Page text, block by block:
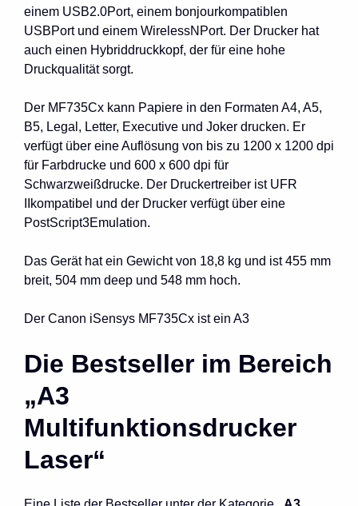
einem USB2.0Port, einem bonjourkompatiblen
USBPort und einem WirelessNPort. Der Drucker hat
auch einen Hybriddruckkopf, der für eine hohe
Druckqualität sorgt.
Der MF735Cx kann Papiere in den Formaten A4, A5,
B5, Legal, Letter, Executive und Joker drucken. Er
verfügt über eine Auflösung von bis zu 1200 x 1200 dpi
für Farbdrucke und 600 x 600 dpi für
Schwarzweißdrucke. Der Druckertreiber ist UFR
IIkompatibel und der Drucker verfügt über eine
PostScript3Emulation.
Das Gerät hat ein Gewicht von 18,8 kg und ist 455 mm
breit, 504 mm deep und 548 mm hoch.
Der Canon iSensys MF735Cx ist ein A3
Die Bestseller im Bereich
„A3
Multifunktionsdrucker
Laser“